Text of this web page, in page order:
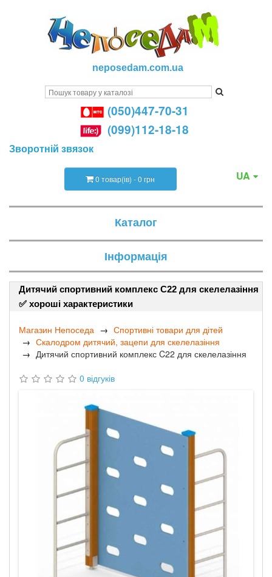
neposedam.com.ua
(050)447-70-31
(099)112-18-18
Зворотній звязок
UA
0 товар(ів) - 0 грн
Каталог
Інформація
Дитячий спортивний комплекс C22 для скелелазіння
✅ хороші характеристики
Магазин Непоседа
Спортивні товари для дітей
Скалодром дитячий, зацепи для скелелазіння
Дитячий спортивний комплекс C22 для скелелазіння
0 відгуків